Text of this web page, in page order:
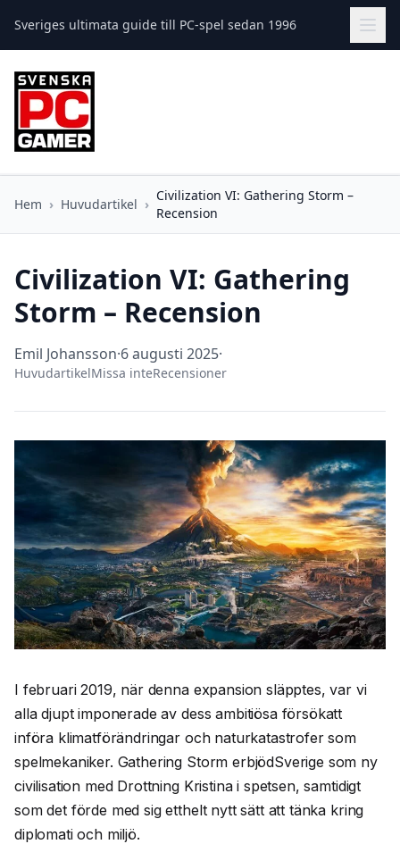
Sveriges ultimata guide till PC-spel sedan 1996
Hem › Huvudartikel ›
Civilization VI: Gathering Storm –
Recension
Civilization VI: Gathering
Storm – Recension
Emil Johansson·6 augusti 2025·
HuvudartikelMissa inteRecensioner
I februari 2019, när denna expansion släpptes, var vi
alla djupt imponerade av dess ambitiösa försökatt
införa klimatförändringar och naturkatastrofer som
spelmekaniker. Gathering Storm erbjödSverige som ny
civilisation med Drottning Kristina i spetsen, samtidigt
som det förde med sig etthelt nytt sätt att tänka kring
diplomati och miljö.